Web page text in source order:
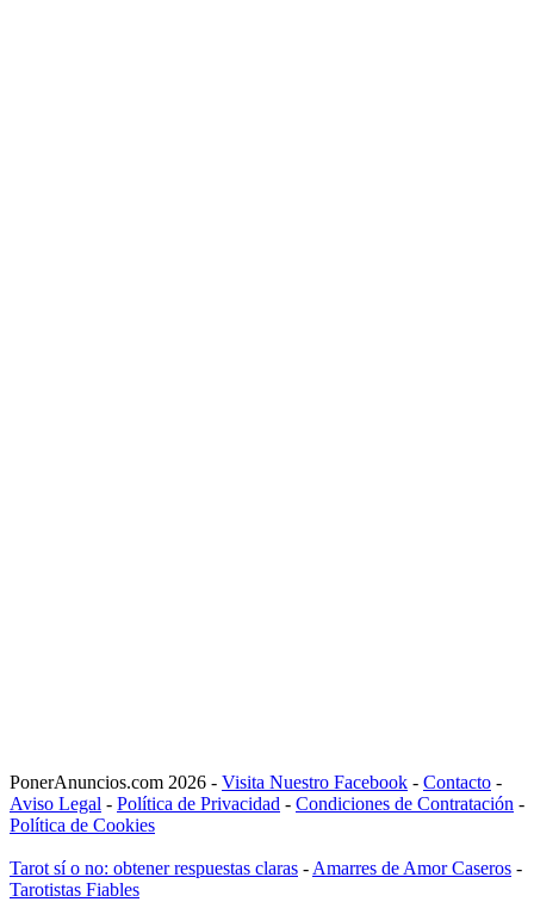
PonerAnuncios.com 2026 - Visita Nuestro Facebook - Contacto -
Aviso Legal - Política de Privacidad - Condiciones de Contratación -
Política de Cookies
Tarot sí o no: obtener respuestas claras - Amarres de Amor Caseros -
Tarotistas Fiables